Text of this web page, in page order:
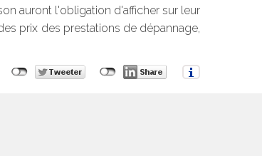
auront l'obligation d'afficher sur leur
prix des prestations de dépannage,